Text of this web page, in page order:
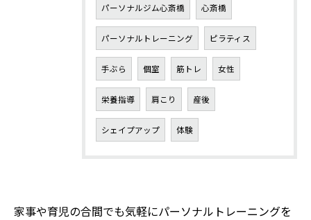
パーソナルジム心斎橋 心斎橋
パーソナルトレーニング ピラティス
手ぶら 個室 筋トレ 女性
栄養指導 肩こり 産後
シェイプアップ 体験
家事や育児の合間でも気軽にパーソナルトレーニングを